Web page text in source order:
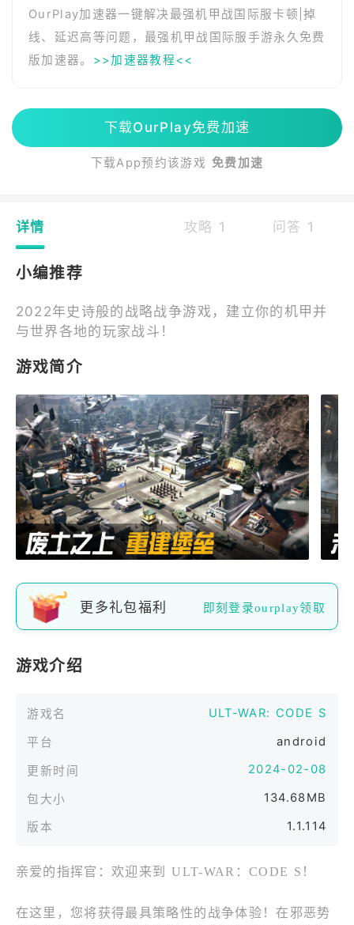
OurPlay加速器一键解决最强机甲战国际服卡顿|掉
线、延迟高等问题，最强机甲战国际服手游永久免费
版加速器。 >>加速器教程<<
下载OurPlay免费加速
下载App预约该游戏 免费加速
详情 攻略 1 问答 1
小编推荐
2022年史诗般的战略战争游戏，建立你的机甲并
与世界各地的玩家战斗！
游戏简介
更多礼包福利 即刻登录ourplay领取
游戏介绍
游戏名 ULT-WAR: CODE S
平台 android
更新时间 2024-02-08
包大小 134.68MB
版本 1.1.114
亲爱的指挥官：欢迎来到 ULT-WAR：CODE S！
在这里，您将获得最具策略性的战争体验！在邪恶势